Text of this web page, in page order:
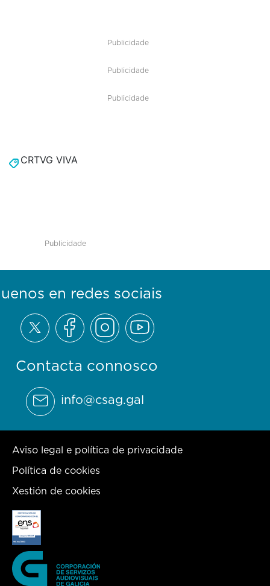
Publicidade
Publicidade
Publicidade
CRTVG VIVA
Publicidade
Contacta connosco
info@csag.gal
en redes sociais
Aviso legal e política de privacidade
Política de cookies
Xestión de cookies